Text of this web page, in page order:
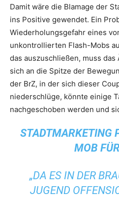
Damit wäre die Blamage der
ins Positive gewendet. Ein
Wiederholungsgefahr eines
unkontrollierten Flash-Mobs
das auszuschließen, muss
sich an die Spitze der
der BrZ, in der sich dieser
niederschlüge, könnte einige
nachgeschoben werden und
STADTMARKETING
MOB
„DA ES IN DER
JUGEND